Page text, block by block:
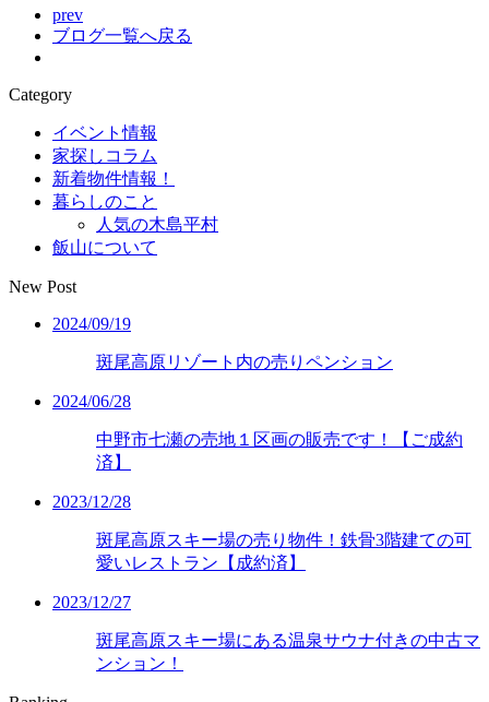
prev
ブログ一覧へ戻る
Category
イベント情報
家探しコラム
新着物件情報！
暮らしのこと
人気の木島平村
飯山について
New Post
2024/09/19
斑尾高原リゾート内の売りペンション
2024/06/28
中野市七瀬の売地１区画の販売です！【ご成約
済】
2023/12/28
斑尾高原スキー場の売り物件！鉄骨3階建ての可
愛いレストラン【成約済】
2023/12/27
斑尾高原スキー場にある温泉サウナ付きの中古マ
ンション！